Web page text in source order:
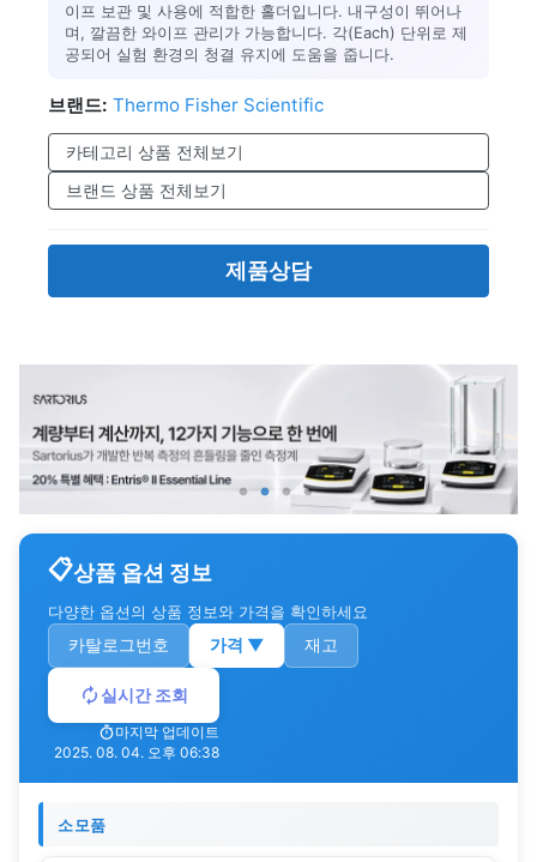
이프 보관 및 사용에 적합한 홀더입니다. 내구성이 뛰어나
며, 깔끔한 와이프 관리가 가능합니다. 각(Each) 단위로 제
공되어 실험 환경의 청결 유지에 도움을 줍니다.
브랜드: Thermo Fisher Scientific
카테고리 상품 전체보기
브랜드 상품 전체보기
제품상담
상품 옵션 정보
다양한 옵션의 상품 정보와 가격을 확인하세요
카탈로그번호 가격 ▼ 재고
실시간 조회
마지막 업데이트
2025. 08. 04. 오후 06:38
소모품